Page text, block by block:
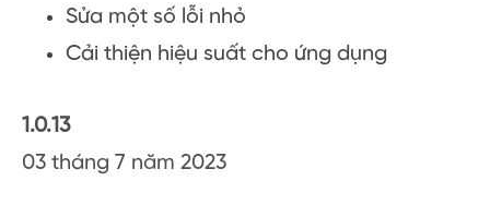
Sửa một số lỗi nhỏ
Cải thiện hiệu suất cho ứng dụng
1.0.13
03 tháng 7 năm 2023